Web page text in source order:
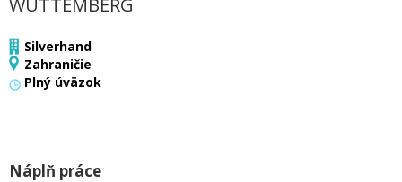
WÜTTEMBERG
Silverhand
Zahraničie
Plný úväzok
Náplň práce